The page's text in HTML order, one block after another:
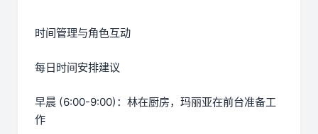
时间管理与角色互动
每日时间安排建议
早晨 (6:00-9:00)：林在厨房，玛丽亚在前台准备工
作